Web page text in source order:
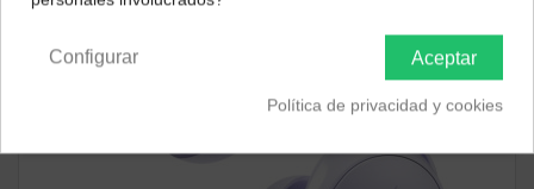
Aceptar
Configurar
Política de privacidad y cookies